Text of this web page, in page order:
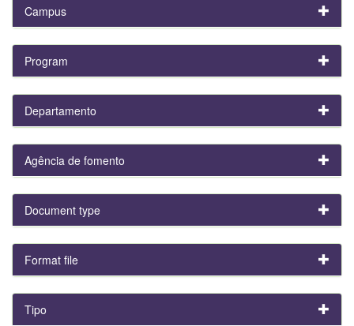
Campus
Program
Departamento
Agência de fomento
Document type
Format file
Tipo